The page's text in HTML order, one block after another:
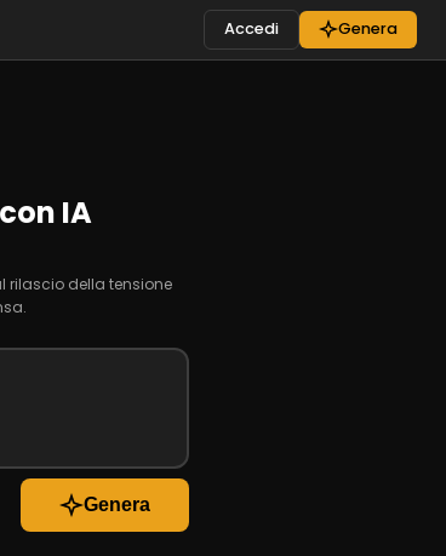
Accedi Genera
IA
rilascio della tensione
Genera